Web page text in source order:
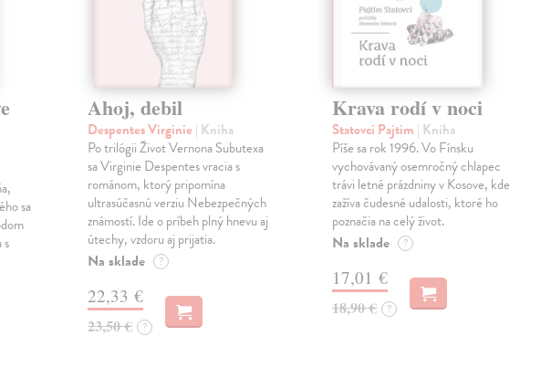
sa
s
Ahoj, debil
Despentes Virginie | Kniha
Po trilógii Život Vernona Subutexa
sa Virginie Despentes vracia s
románom, ktorý pripomína
ultrasúčasnú verziu Nebezpečných
známostí. Ide o príbeh plný hnevu aj
útechy, vzdoru aj prijatia.
Na sklade ?
22,33 €
23,50 € ?
Krava rodí v noci
Statovci Pajtim | Kniha
Píše sa rok 1996. Vo Fínsku
vychovávaný osemročný chlapec
trávi letné prázdniny v Kosove, kde
zažíva čudesné udalosti, ktoré ho
poznačia na celý život.
Na sklade ?
17,01 €
18,90 € ?